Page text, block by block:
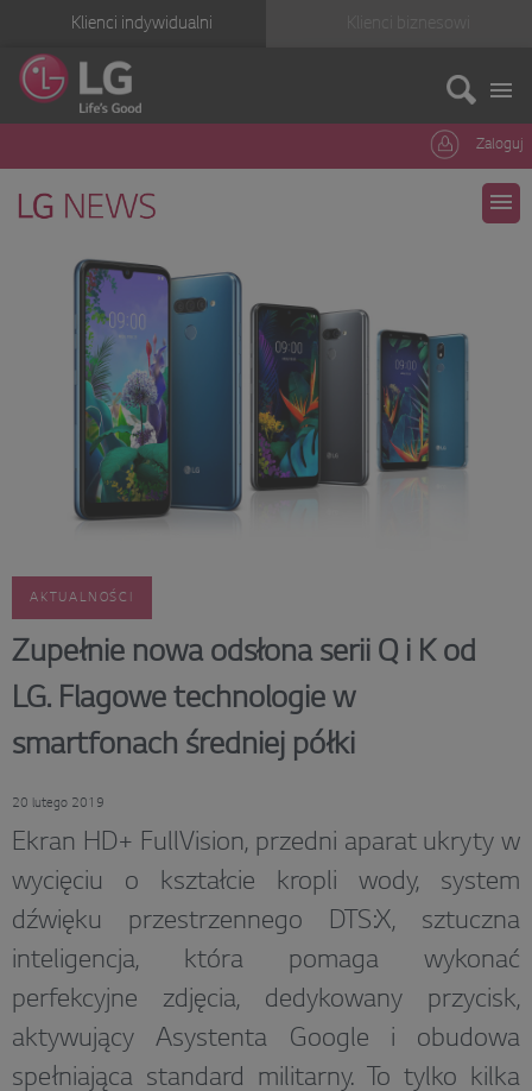
Klienci indywidualni
Zaloguj
AKTUALNOŚCI
Zupełnie nowa odsłona serii Q i K od
LG. Flagowe technologie w
smartfonach średniej półki
20 lutego 2019
Ekran HD+ FullVision, przedni aparat ukryty w
wycięciu o kształcie kropli wody, system
dźwięku przestrzennego DTS:X, sztuczna
inteligencja, która pomaga wykonać
perfekcyjne zdjęcia, dedykowany przycisk,
aktywujący Asystenta Google i obudowa
spełniająca standard militarny. To tylko kilka